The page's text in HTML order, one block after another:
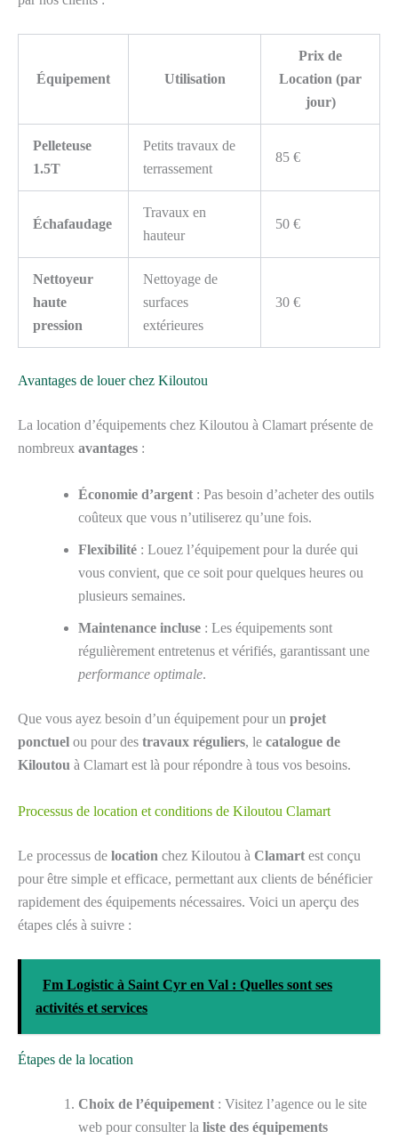
Équipement Utilisation
Prix de
Location (par
jour)
Pelleteuse
1.5T
Petits travaux de
terrassement
85 €
Échafaudage
Travaux en
hauteur
50 €
Nettoyeur
haute
pression
Nettoyage de
surfaces
extérieures
30 €
Avantages de louer chez Kiloutou
La location d’équipements chez Kiloutou à Clamart présente de
nombreux avantages :
Économie d’argent : Pas besoin d’acheter des outils
coûteux que vous n’utiliserez qu’une fois.
Flexibilité : Louez l’équipement pour la durée qui
vous convient, que ce soit pour quelques heures ou
plusieurs semaines.
Maintenance incluse : Les équipements sont
régulièrement entretenus et vérifiés, garantissant une
performance optimale.
Que vous ayez besoin d’un équipement pour un projet
ponctuel ou pour des travaux réguliers, le catalogue de
Kiloutou à Clamart est là pour répondre à tous vos besoins.
Processus de location et conditions de Kiloutou Clamart
Le processus de location chez Kiloutou à Clamart est conçu
pour être simple et efficace, permettant aux clients de bénéficier
rapidement des équipements nécessaires. Voici un aperçu des
étapes clés à suivre :
Fm Logistic à Saint Cyr en Val : Quelles sont ses
activités et services
Étapes de la location
Choix de l’équipement : Visitez l’agence ou le site
web pour consulter la liste des équipements